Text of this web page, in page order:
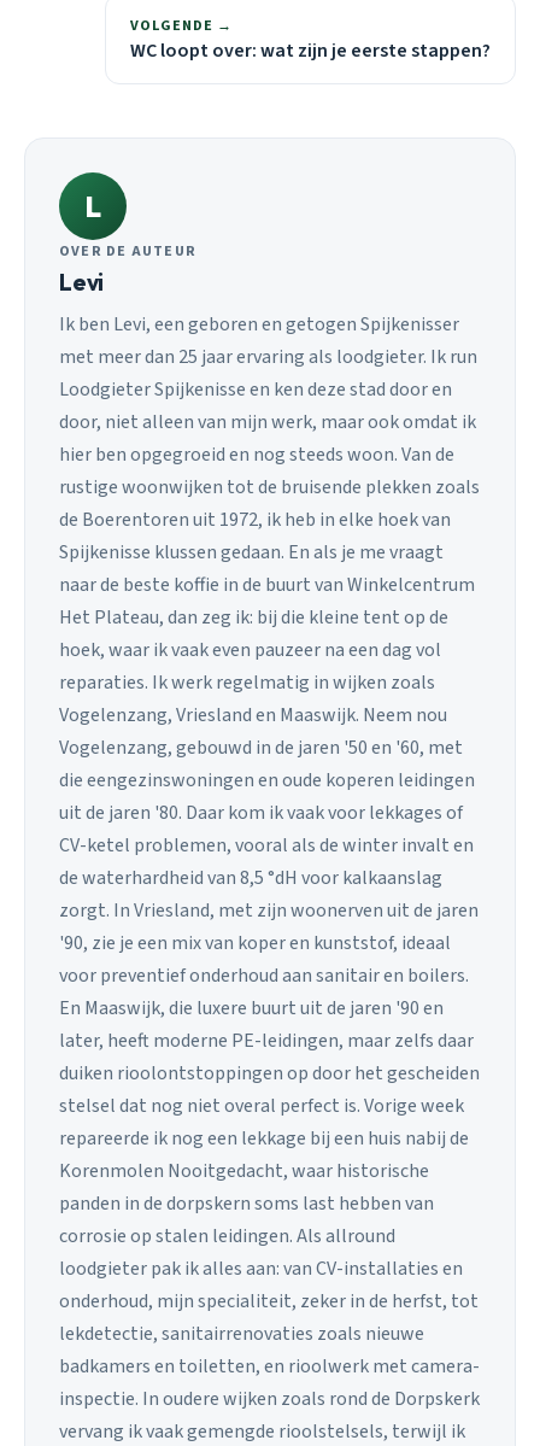
VOLGENDE →
WC loopt over: wat zijn je eerste stappen?
L
OVER DE AUTEUR
Levi
Ik ben Levi, een geboren en getogen Spijkenisser
met meer dan 25 jaar ervaring als loodgieter. Ik run
Loodgieter Spijkenisse en ken deze stad door en
door, niet alleen van mijn werk, maar ook omdat ik
hier ben opgegroeid en nog steeds woon. Van de
rustige woonwijken tot de bruisende plekken zoals
de Boerentoren uit 1972, ik heb in elke hoek van
Spijkenisse klussen gedaan. En als je me vraagt
naar de beste koffie in de buurt van Winkelcentrum
Het Plateau, dan zeg ik: bij die kleine tent op de
hoek, waar ik vaak even pauzeer na een dag vol
reparaties. Ik werk regelmatig in wijken zoals
Vogelenzang, Vriesland en Maaswijk. Neem nou
Vogelenzang, gebouwd in de jaren '50 en '60, met
die eengezinswoningen en oude koperen leidingen
uit de jaren '80. Daar kom ik vaak voor lekkages of
CV-ketel problemen, vooral als de winter invalt en
de waterhardheid van 8,5 °dH voor kalkaanslag
zorgt. In Vriesland, met zijn woonerven uit de jaren
'90, zie je een mix van koper en kunststof, ideaal
voor preventief onderhoud aan sanitair en boilers.
En Maaswijk, die luxere buurt uit de jaren '90 en
later, heeft moderne PE-leidingen, maar zelfs daar
duiken rioolontstoppingen op door het gescheiden
stelsel dat nog niet overal perfect is. Vorige week
repareerde ik nog een lekkage bij een huis nabij de
Korenmolen Nooitgedacht, waar historische
panden in de dorpskern soms last hebben van
corrosie op stalen leidingen. Als allround
loodgieter pak ik alles aan: van CV-installaties en
onderhoud, mijn specialiteit, zeker in de herfst, tot
lekdetectie, sanitairrenovaties zoals nieuwe
badkamers en toiletten, en rioolwerk met camera-
inspectie. In oudere wijken zoals rond de Dorpskerk
vervang ik vaak gemengde rioolstelsels, terwijl ik